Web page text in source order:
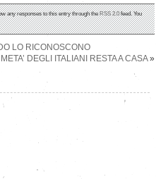
any responses to this entry through theRSS 2.0feed. You
LO RICONOSCONO
DEGLI ITALIANI RESTA A CASA»